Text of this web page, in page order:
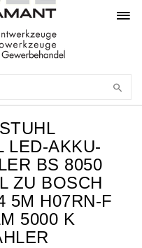
LED-AKKU-
BS 8050
ZU BOSCH
5M H07RN-F
5000 K